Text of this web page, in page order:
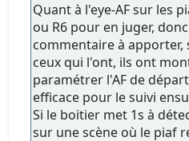
Quant à l'eye-AF sur les
ou R6 pour en juger,
commentaire à apporter,
ceux qui l'ont, ils ont
paramétrer l'AF de
efficace pour le suivi
Si le boitier met 1s à
sur une scène où le piaf